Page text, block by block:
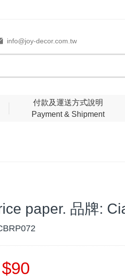
info@joy-decor.com.tw
付款及運送方式說明
Payment & Shipment
paper. 品牌:
$90